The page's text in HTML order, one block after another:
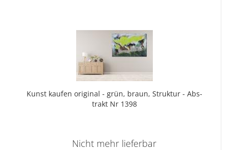
Kunst kau­fen ori­gi­nal - grün, braun, Struk­tur - Abs­
trakt Nr 1398
Nicht mehr lieferbar